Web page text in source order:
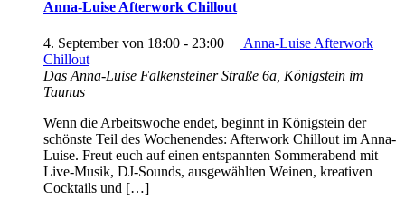
Anna-Luise Afterwork Chillout
4. September von 18:00 - 23:00
Anna-Luise Afterwork
Chillout
Das Anna-Luise Falkensteiner Straße 6a, Königstein im
Taunus
Wenn die Arbeitswoche endet, beginnt in Königstein der
schönste Teil des Wochenendes: Afterwork Chillout im Anna-
Luise. Freut euch auf einen entspannten Sommerabend mit
Live-Musik, DJ-Sounds, ausgewählten Weinen, kreativen
Cocktails und […]